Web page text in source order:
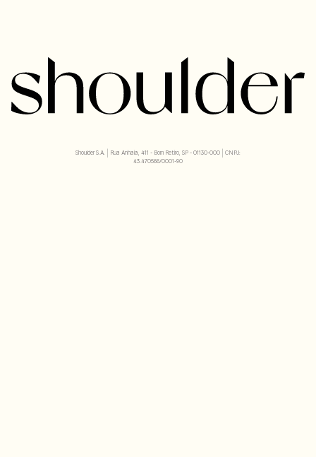
Shoulder S.A. | Rua Anhaia, 411 - Bom Retiro, SP - 01130-000 | CNPJ:
43.470566/0001-90